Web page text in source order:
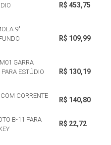
R$ 453,75
9"
R$ 109,99
GARRA
ESTÚDIO
R$ 130,19
CORRENTE
R$ 140,80
B-11 PARA
R$ 22,72